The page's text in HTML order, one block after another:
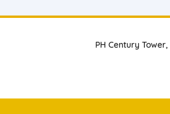
PH Century